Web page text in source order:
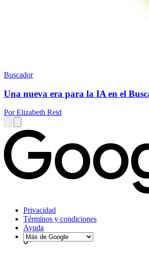
Buscador
Una nueva era para la IA en el
Por Elizabeth Reid
Privacidad
Términos y condiciones
Ayuda